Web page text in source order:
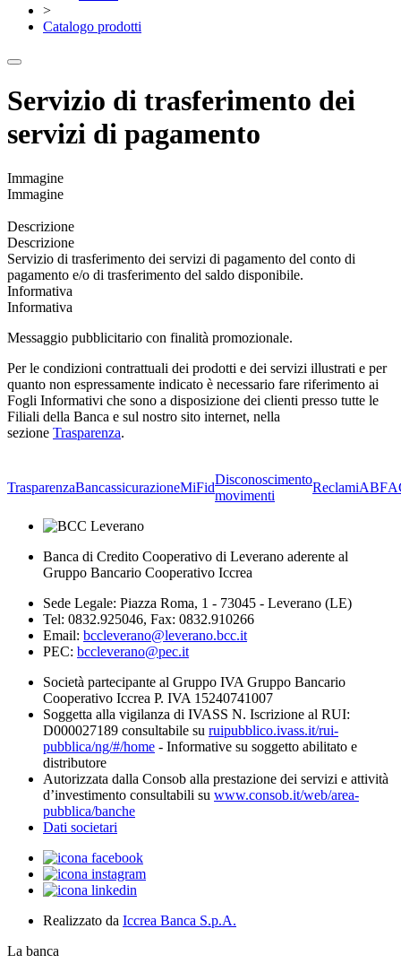
>
Catalogo prodotti
Servizio di trasferimento dei
servizi di pagamento
Immagine
Immagine
Descrizione
Descrizione
Servizio di trasferimento dei servizi di pagamento del conto di
pagamento e/o di trasferimento del saldo disponibile.
Informativa
Informativa
Messaggio pubblicitario con finalità promozionale.
Per le condizioni contrattuali dei prodotti e dei servizi illustrati e per
quanto non espressamente indicato è necessario fare riferimento ai
Fogli Informativi che sono a disposizione dei clienti presso tutte le
Filiali della Banca e sul nostro sito internet, nella
sezione Trasparenza.
TrasparenzaBancassicurazioneMiFid
Disconoscimento
movimenti
ReclamiABF
Banca di Credito Cooperativo di Leverano aderente al
Gruppo Bancario Cooperativo Iccrea
Sede Legale: Piazza Roma, 1 - 73045 - Leverano (LE)
Tel: 0832.925046, Fax: 0832.910266
Email: bccleverano@leverano.bcc.it
PEC: bccleverano@pec.it
Società partecipante al Gruppo IVA Gruppo Bancario
Cooperativo Iccrea P. IVA 15240741007
Soggetta alla vigilanza di IVASS N. Iscrizione al RUI:
D000027189 consultabile su ruipubblico.ivass.it/rui-
pubblica/ng/#/home - Informative su soggetto abilitato e
distributore
Autorizzata dalla Consob alla prestazione dei servizi e attività
d’investimento consultabili su www.consob.it/web/area-
pubblica/banche
Dati societari
Realizzato da Iccrea Banca S.p.A.
La banca